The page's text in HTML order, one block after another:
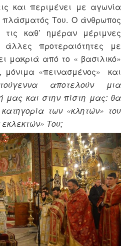
και περιμένει με αγωνία
πλάσματός Του. Ο άνθρωπος
καθ’ ημέραν μέριμνες
προτεραιότητες με
μακριά από το « βασιλικό»
μόνιμα «πεινασμένος» και
αποτελούν μια
μας και στην πίστη μας: θα
των «κλητών» του
Του;